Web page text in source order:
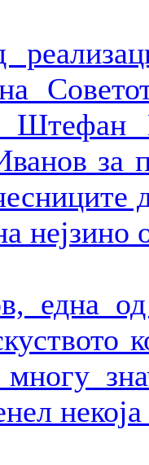
на
Штефан
за
нејзино
една